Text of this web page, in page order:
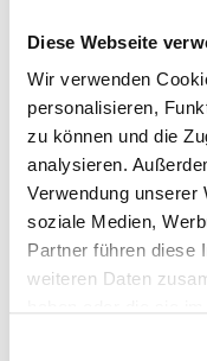
Diese Webseite
Wir verwenden
personalisieren,
zu können und die
analysieren.
Verwendung unserer
soziale Medien,
Partner führen diese
weiteren Daten
Starten
MSK.
Wir freuen
(inkl. Angabe
des